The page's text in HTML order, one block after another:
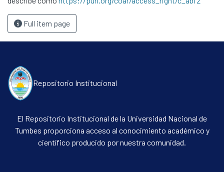
Full item page
Repositorio Institucional
El Repositorio Institucional de la Universidad Nacional de
Tumbes proporciona acceso al conocimiento académico y
científico producido por nuestra comunidad.